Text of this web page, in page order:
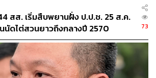
สส. เริ่มสืบพยานฝั่ง ป.ป.ช. 25 ส.ค.
ดไต่สวนยาวถึงกลางปี 2570
73